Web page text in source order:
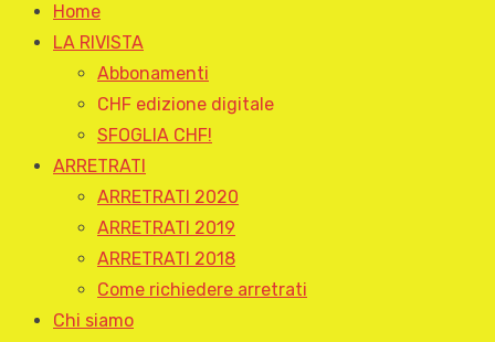
Home
LA RIVISTA
Abbonamenti
CHF edizione digitale
SFOGLIA CHF!
ARRETRATI
ARRETRATI 2020
ARRETRATI 2019
ARRETRATI 2018
Come richiedere arretrati
Chi siamo